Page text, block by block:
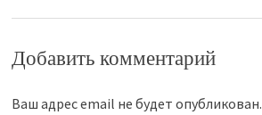
Добавить комментарий
Ваш адрес email не будет опубликован.